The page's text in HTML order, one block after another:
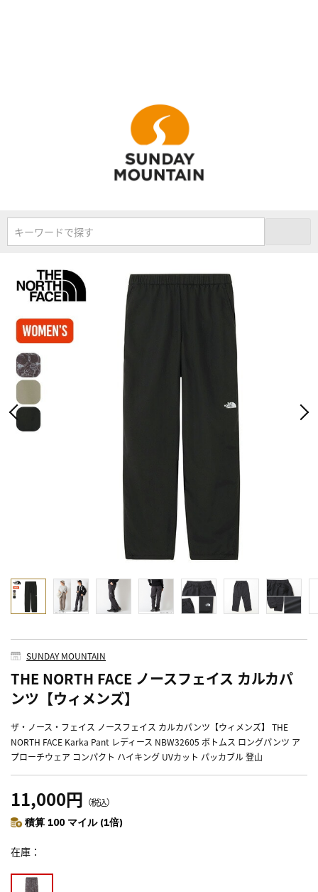
キーワードで探す
SUNDAY MOUNTAIN
THE NORTH FACE ノースフェイス カルカパ
ンツ【ウィメンズ】
ザ・ノース・フェイス ノースフェイス カルカパンツ【ウィメンズ】 THE
NORTH FACE Karka Pant レディース NBW32605 ボトムス ロングパンツ ア
プローチウェア コンパクト ハイキング UVカット パッカブル 登山
11,000円 （税込）
積算 100 マイル (1倍)
在庫